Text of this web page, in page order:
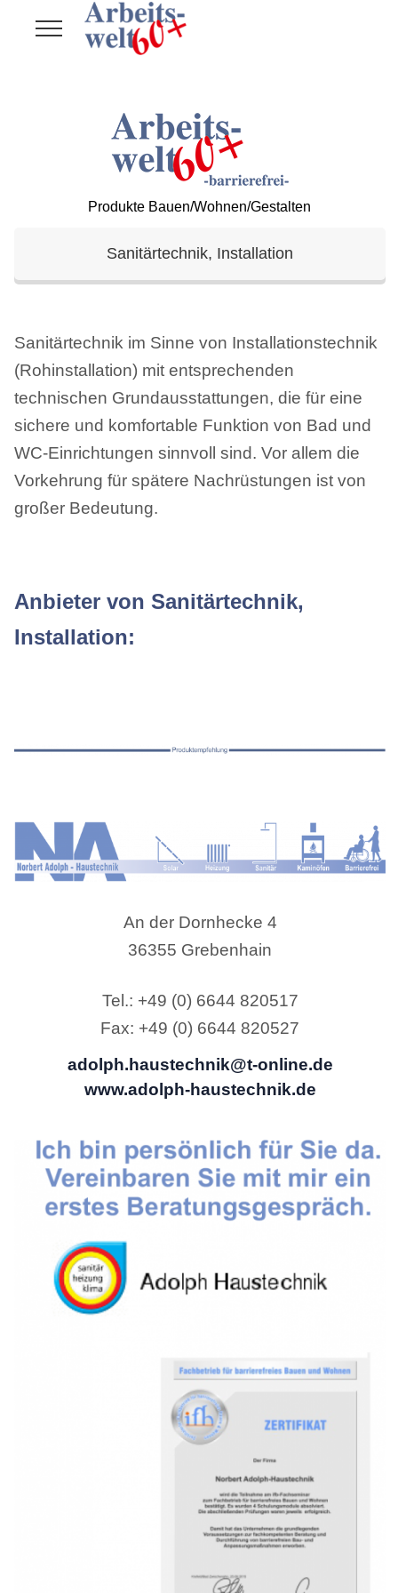
Produkte Bauen/Wohnen/Gestalten
Sanitärtechnik, Installation
Sanitärtechnik im Sinne von Installationstechnik
(Rohinstallation) mit entsprechenden
technischen Grundausstattungen, die für eine
sichere und komfortable Funktion von Bad und
WC-Einrichtungen sinnvoll sind. Vor allem die
Vorkehrung für spätere Nachrüstungen ist von
großer Bedeutung.
Anbieter von Sanitärtechnik,
Installation:
An der Dornhecke 4
36355 Grebenhain
Tel.: +49 (0) 6644 820517
Fax: +49 (0) 6644 820527
adolph.haustechnik@t-online.de
www.adolph-haustechnik.de